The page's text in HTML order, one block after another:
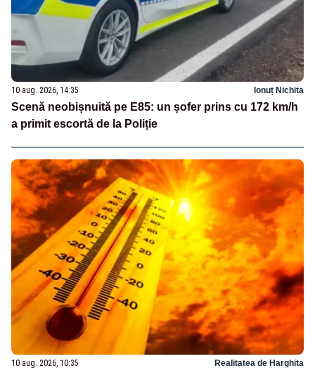
10 aug. 2026, 14:35 Ionuț Nichita
Scenă neobișnuită pe E85: un șofer prins cu 172 km/h
a primit escortă de la Poliție
10 aug. 2026, 10:35 Realitatea de Harghita